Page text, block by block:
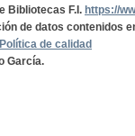
Bibliotecas F.I. https://
de datos contenidos
Política de calidad
García.